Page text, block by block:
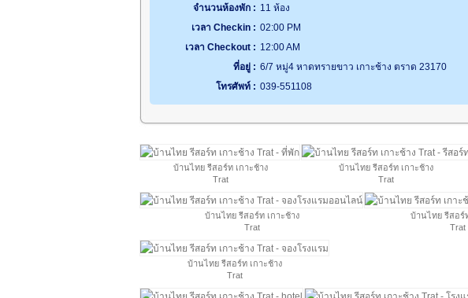
จำนวนห้องพัก : 11 ห้อง
เวลา Checkin : 02:00 PM
เวลา Checkout : 12:00 AM
ที่อยู่ : 6/7 หมู่4 หาดทรายขาว เกาะช้าง ตราด 23170
โทรศัพท์ : 039-551108
บ้านไทย รีสอร์ท เกาะช้าง
Trat
บ้านไทย รีสอร์ท เกาะช้าง
Trat
บ้านไทย รีสอร์ท เกาะช้าง
Trat
บ้านไทย รีสอร์
Trat
บ้านไทย รีสอร์ท เกาะช้าง
Trat